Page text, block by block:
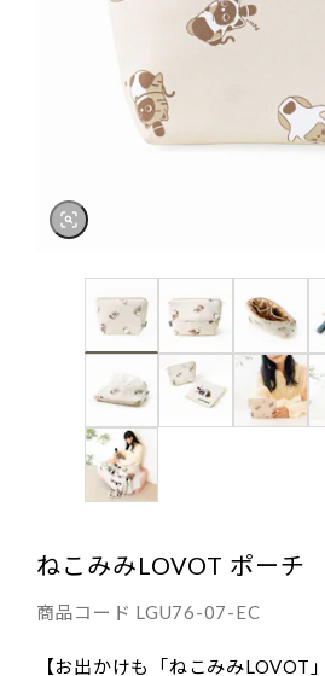
ねこみみLOVOT ポーチ
商品コード LGU76-07-EC
【お出かけも「ねこみみLOVOT